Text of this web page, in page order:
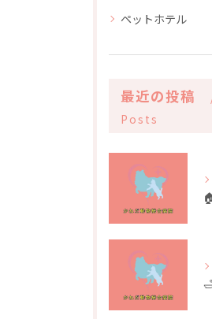
ペットホテル
最近の投稿
Posts